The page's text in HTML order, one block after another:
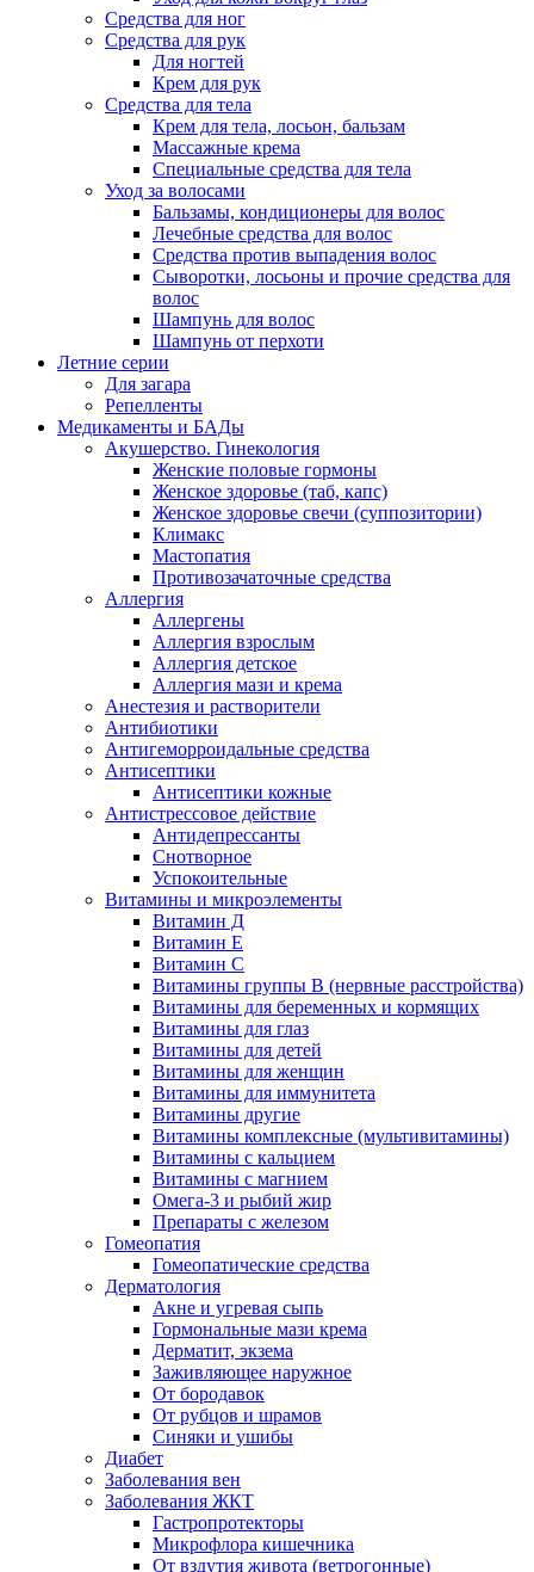
Средства для ног
Средства для рук
Для ногтей
Крем для рук
Средства для тела
Крем для тела, лосьон, бальзам
Массажные крема
Специальные средства для тела
Уход за волосами
Бальзамы, кондиционеры для волос
Лечебные средства для волос
Средства против выпадения волос
Сыворотки, лосьоны и прочие средства для
волос
Шампунь для волос
Шампунь от перхоти
Летние серии
Для загара
Репелленты
Медикаменты и БАДы
Акушерство. Гинекология
Женские половые гормоны
Женское здоровье (таб, капс)
Женское здоровье свечи (суппозитории)
Климакс
Мастопатия
Противозачаточные средства
Аллергия
Аллергены
Аллергия взрослым
Аллергия детское
Аллергия мази и крема
Анестезия и растворители
Антибиотики
Антигеморроидальные средства
Антисептики
Антисептики кожные
Антистрессовое действие
Антидепрессанты
Снотворное
Успокоительные
Витамины и микроэлементы
Витамин Д
Витамин Е
Витамин С
Витамины группы В (нервные расстройства)
Витамины для беременных и кормящих
Витамины для глаз
Витамины для детей
Витамины для женщин
Витамины для иммунитета
Витамины другие
Витамины комплексные (мультивитамины)
Витамины с кальцием
Витамины с магнием
Омега-3 и рыбий жир
Препараты с железом
Гомеопатия
Гомеопатические средства
Дерматология
Акне и угревая сыпь
Гормональные мази крема
Дерматит, экзема
Заживляющее наружное
От бородавок
От рубцов и шрамов
Синяки и ушибы
Диабет
Заболевания вен
Заболевания ЖКТ
Гастропротекторы
Микрофлора кишечника
От вздутия живота (ветрогонные)